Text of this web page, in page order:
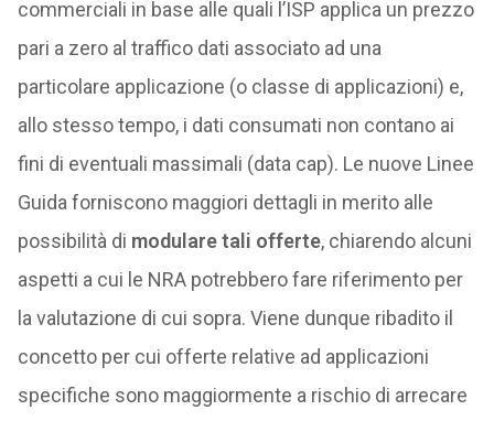
commerciali in base alle quali l’ISP applica un prezzo
pari a zero al traffico dati associato ad una
particolare applicazione (o classe di applicazioni) e,
allo stesso tempo, i dati consumati non contano ai
fini di eventuali massimali (data cap). Le nuove Linee
Guida forniscono maggiori dettagli in merito alle
possibilità di modulare tali offerte, chiarendo alcuni
aspetti a cui le NRA potrebbero fare riferimento per
la valutazione di cui sopra. Viene dunque ribadito il
concetto per cui offerte relative ad applicazioni
specifiche sono maggiormente a rischio di arrecare